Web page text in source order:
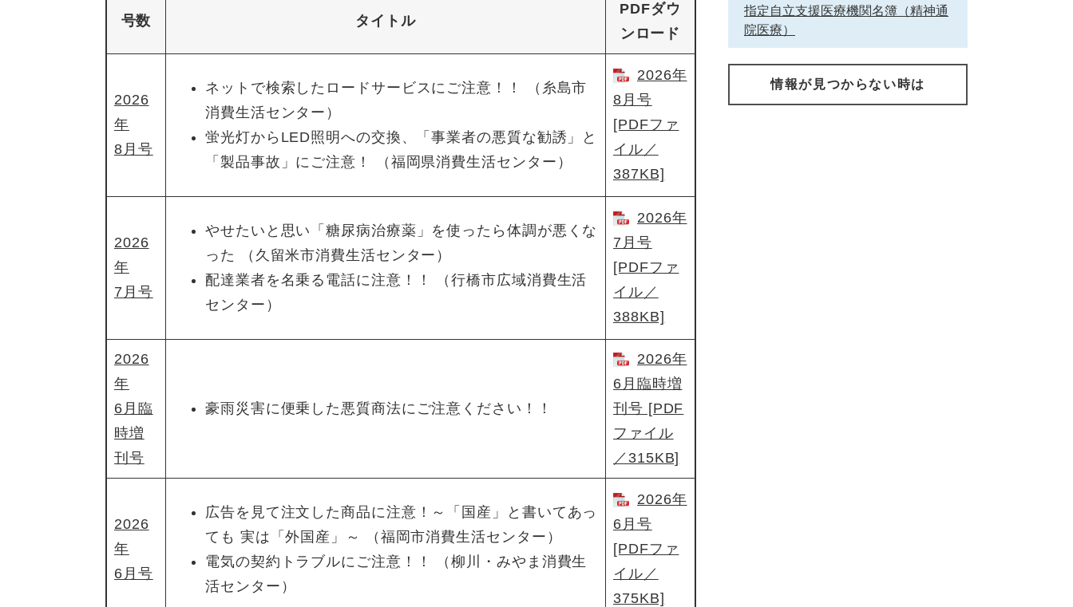
号数 タイトル
PDFダウ
ンロード
2026
年
8月号
ネットで検索したロードサービスにご注意！！ （糸島市
消費生活センター）
蛍光灯からLED照明への交換、「事業者の悪質な勧誘」と
「製品事故」にご注意！ （福岡県消費生活センター）
2026年
8月号
[PDFファ
イル／
387KB]
2026
年
7月号
やせたいと思い「糖尿病治療薬」を使ったら体調が悪くな
った （久留米市消費生活センター）
配達業者を名乗る電話に注意！！ （行橋市広域消費生活
センター）
2026年
7月号
[PDFファ
イル／
388KB]
2026
年
6月臨
時増
刊号
豪雨災害に便乗した悪質商法にご注意ください！！
2026年
6月臨時増
刊号 [PDF
ファイル
／315KB]
2026
年
6月号
広告を見て注文した商品に注意！～「国産」と書いてあっ
ても 実は「外国産」～ （福岡市消費生活センター）
電気の契約トラブルにご注意！！ （柳川・みやま消費生
活センター）
2026年
6月号
[PDFファ
イル／
375KB]
指定自立支援医療機関名簿（精神通
院医療）
情報が見つからない時は